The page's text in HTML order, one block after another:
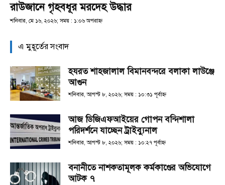
রাউজানে গৃহবধূর মরদেহ উদ্ধার
শনিবার, মে ১৬, ২০২৬; সময় : ১:০৬ অপরাহ্ণ
এ মুহূর্তের সংবাদ
হযরত শাহজালাল বিমানবন্দরে বলাকা লাউঞ্জে
আগুন
শনিবার, আগস্ট ৮, ২০২৬; সময় : ১০:৩১ পূর্বাহ্ণ
আজ ডিজিএফআইয়ের গোপন বন্দিশালা
পরিদর্শনে যাচ্ছেন ট্রাইব্যুনাল
শনিবার, আগস্ট ৮, ২০২৬; সময় : ১০:২৭ পূর্বাহ্ণ
বনানীতে নাশকতামূলক কর্মকাণ্ডের অভিযোগে
আটক ৭